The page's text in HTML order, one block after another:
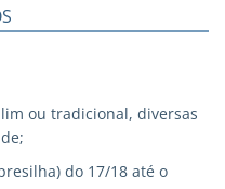
ou tradicional, diversas
do 17/18 até o